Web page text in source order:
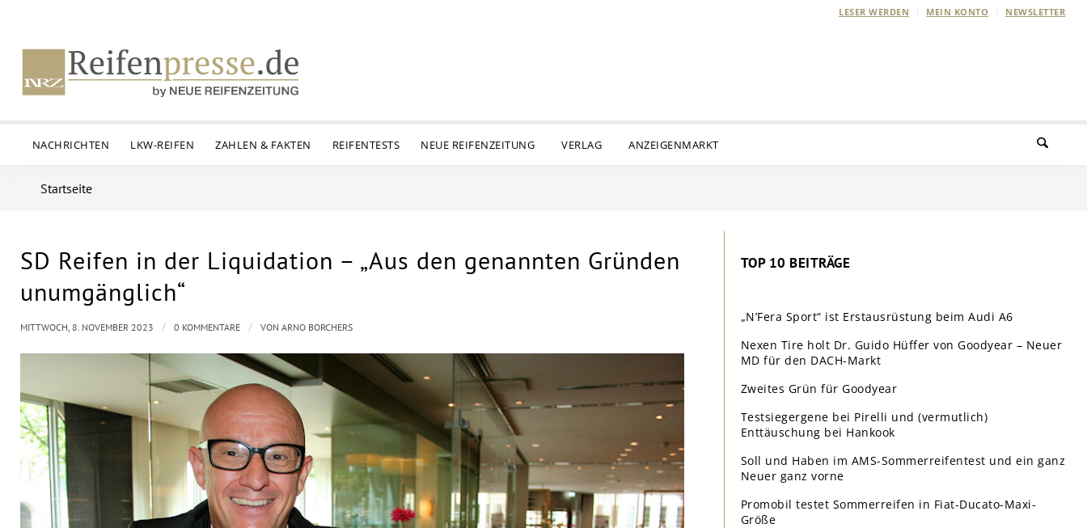
LESER WERDEN MEIN KONTO NEWSLETTER
NACHRICHTEN LKW-REIFEN ZAHLEN & FAKTEN REIFENTESTS NEUE REIFENZEITUNG VERLAG ANZEIGENMARKT
Startseite
SD Reifen in der Liquidation – „Aus den genannten Gründen
unumgänglich“
MITTWOCH, 8. NOVEMBER 2023 / 0 KOMMENTARE / VON ARNO BORCHERS
TOP 10 BEITRÄGE
„N’Fera Sport“ ist Erstausrüstung beim Audi A6
Nexen Tire holt Dr. Guido Hüffer von Goodyear – Neuer
MD für den DACH-Markt
Zweites Grün für Goodyear
Testsiegergene bei Pirelli und (vermutlich)
Enttäuschung bei Hankook
Soll und Haben im AMS-Sommerreifentest und ein ganz
Neuer ganz vorne
Promobil testet Sommerreifen in Fiat-Ducato-Maxi-
Größe